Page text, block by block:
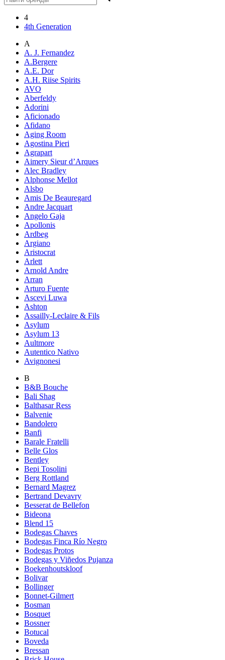
4
4th Generation
A
A. J. Fernandez
A.Bergere
A.E. Dor
A.H. Riise Spirits
AVO
Aberfeldy
Adorini
Aficionado
Afidano
Aging Room
Agostina Pieri
Agrapart
Aimery Sieur d’Arques
Alec Bradley
Alphonse Mellot
Alsbo
Amis De Beauregard
Andre Jacquart
Angelo Gaja
Apollonis
Ardbeg
Argiano
Aristocrat
Arlett
Arnold Andre
Arran
Arturo Fuente
Ascevi Luwa
Ashton
Assailly-Leclaire & Fils
Asylum
Asylum 13
Aultmore
Autentico Nativo
Avignonesi
B
B&B Bouche
Bali Shag
Balthasar Ress
Balvenie
Bandolero
Banfi
Barale Fratelli
Belle Glos
Bentley
Bepi Tosolini
Berg Rottland
Bernard Magrez
Bertrand Devavry
Besserat de Bellefon
Bideona
Blend 15
Bodegas Chaves
Bodegas Finca Río Negro
Bodegas Protos
Bodegas y Viñedos Pujanza
Boekenhoutskloof
Bolivar
Bollinger
Bonnet-Gilmert
Bosman
Bosquet
Bossner
Botucal
Boveda
Bressan